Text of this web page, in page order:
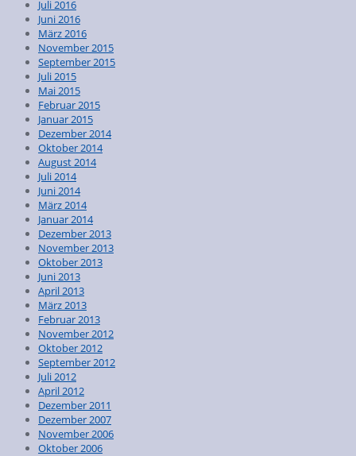
Juli 2016
Juni 2016
März 2016
November 2015
September 2015
Juli 2015
Mai 2015
Februar 2015
Januar 2015
Dezember 2014
Oktober 2014
August 2014
Juli 2014
Juni 2014
März 2014
Januar 2014
Dezember 2013
November 2013
Oktober 2013
Juni 2013
April 2013
März 2013
Februar 2013
November 2012
Oktober 2012
September 2012
Juli 2012
April 2012
Dezember 2011
Dezember 2007
November 2006
Oktober 2006